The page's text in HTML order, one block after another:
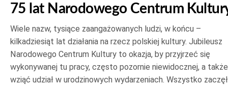
75 lat Narodowego Centrum
Wiele nazw, tysiące zaangażowanych ludzi, w końcu –
kilkadziesiąt lat działania na rzecz polskiej kultury. Jubileusz
Narodowego Centrum Kultury to okazja, by przyjrzeć się
wykonywanej tu pracy, często pozornie niewidocznej, a także
wziąć udział w urodzinowych wydarzeniach. Wszystko